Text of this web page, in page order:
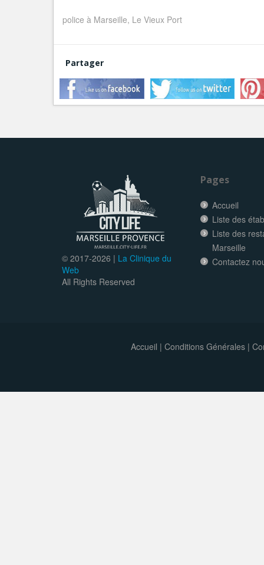
police à Marseille, Le Vieux Port
Partager
© 2017-2026 | La Clinique du
Web
All Rights Reserved
Pages
Accueil
Liste des
Liste des
Marseille
Contactez
Accueil | Conditions Générales|